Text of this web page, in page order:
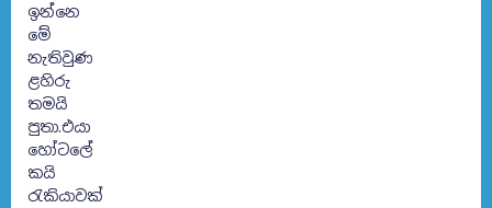
ඉන්නෙ
මේ
නැතිවුණ
ළහිරු
තමයි
පුතා.එයා
හෝටලේ
කයි
රැකියාවක්